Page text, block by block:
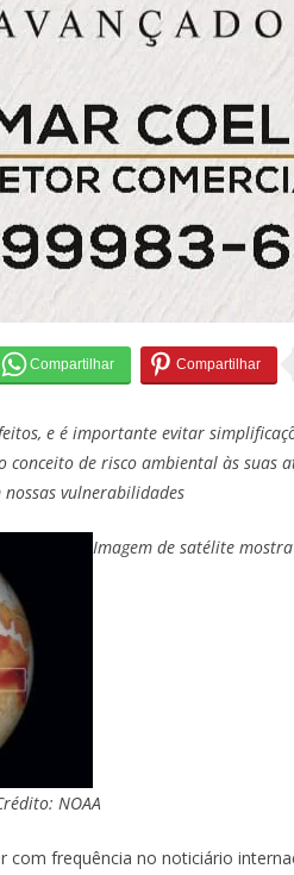
e é importante evitar
de risco ambiental às suas
vulnerabilidades
Imagem de satélite
NOAA
com frequência no noticiário